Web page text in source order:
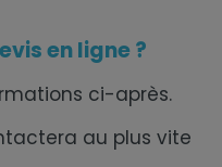
en ligne ?
ci-après.
au plus vite